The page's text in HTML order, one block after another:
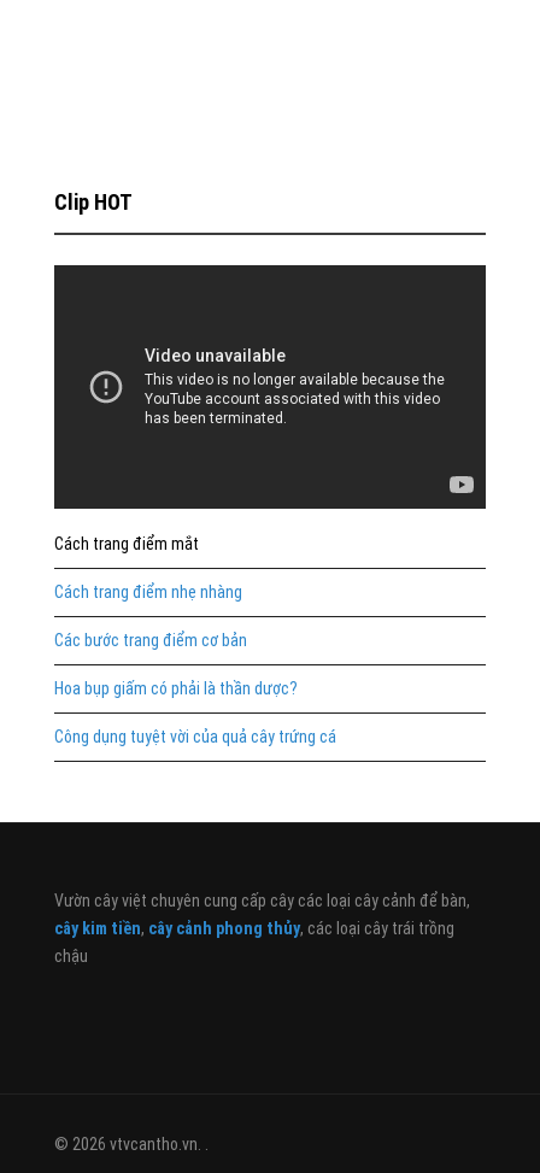
Clip HOT
Cách trang điểm mắt
Cách trang điểm nhẹ nhàng
Các bước trang điểm cơ bản
Hoa bụp giấm có phải là thần dược?
Công dụng tuyệt vời của quả cây trứng cá
Vườn cây việt chuyên cung cấp cây các loại cây cảnh để bàn,
cây kim tiền, cây cảnh phong thủy, các loại cây trái trồng
chậu
© 2026 vtvcantho.vn. .